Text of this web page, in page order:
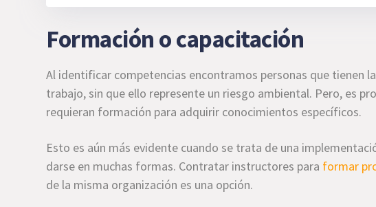
Formación o capacitación
Al identificar competencias encontramos personas que tienen
trabajo, sin que ello represente un riesgo ambiental. Pero, es
requieran formación para adquirir conocimientos específicos.
Esto es aún más evidente cuando se trata de una
darse en muchas formas. Contratar instructores para formar
de la misma organización es una opción.